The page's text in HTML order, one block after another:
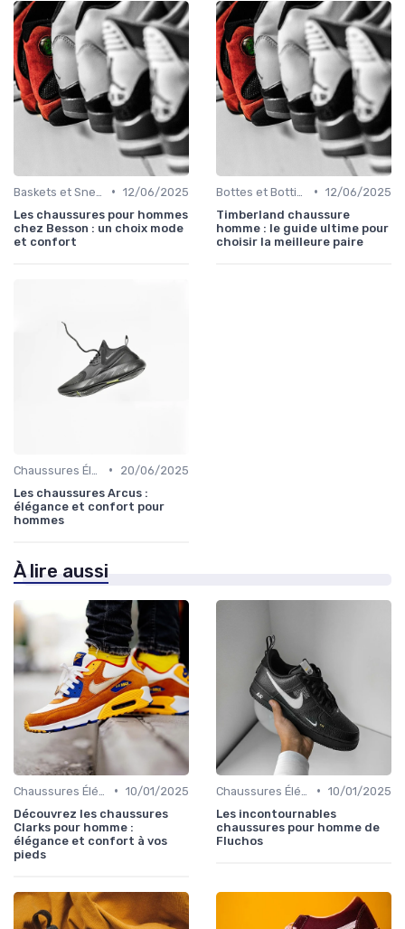
• 12/06/2025
Les chaussures pour hommes
chez Besson : un choix mode
et confort
• 12/06/2025
Timberland chaussure
homme : le guide ultime pour
choisir la meilleure paire
•
20/06/2025
Les chaussures Arcus :
élégance et confort pour
hommes
À lire aussi
• 10/01/2025
Découvrez les chaussures
Clarks pour homme :
élégance et confort à vos
pieds
• 10/01/2025
Les incontournables
chaussures pour homme de
Fluchos